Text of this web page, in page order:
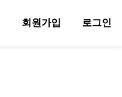
회원가입 로그인